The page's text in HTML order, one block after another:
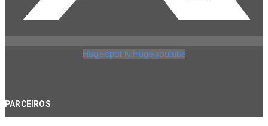
Huge-spotify Huge-youtube
PARCEIROS